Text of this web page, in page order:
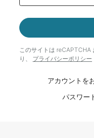
このサイトは reCAPTCHA
り、 プライバシーポリシー
アカウントを
パスワー